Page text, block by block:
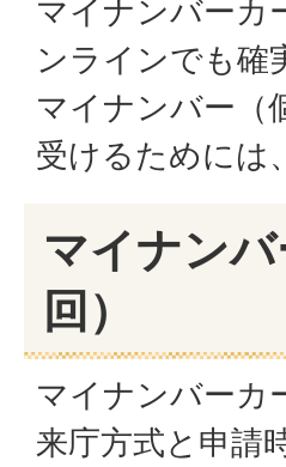
マイナンバーカ
ンラインでも確
マイナンバー（
受けるためには
マイナン
回）
マイナンバーカ
来庁方式と申請